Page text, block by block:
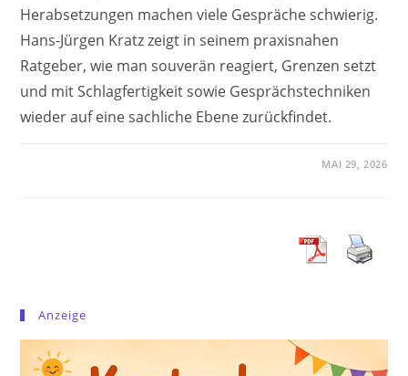
Herabsetzungen machen viele Gespräche schwierig.
Hans-Jürgen Kratz zeigt in seinem praxisnahen
Ratgeber, wie man souverän reagiert, Grenzen setzt
und mit Schlagfertigkeit sowie Gesprächstechniken
wieder auf eine sachliche Ebene zurückfindet.
MAI 29, 2026
Anzeige